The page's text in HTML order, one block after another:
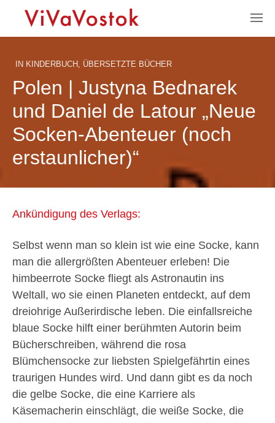
IN KINDERBUCH , ÜBERSETZTE BÜCHER
Polen | Justyna Bednarek
und Daniel de Latour „Neue
Socken-Abenteuer (noch
erstaunlicher)“
Ankündigung des Verlags:
Selbst wenn man so klein ist wie eine Socke, kann
man die allergrößten Abenteuer erleben! Die
himbeerrote Socke fliegt als Astronautin ins
Weltall, wo sie einen Planeten entdeckt, auf dem
dreiohrige Außerirdische leben. Die einfallsreiche
blaue Socke hilft einer berühmten Autorin beim
Bücherschreiben, während die rosa
Blümchensocke zur liebsten Spielgefährtin eines
traurigen Hundes wird. Und dann gibt es da noch
die gelbe Socke, die eine Karriere als
Käsemacherin einschlägt, die weiße Socke, die